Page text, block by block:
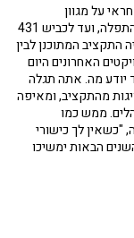
על מגוון
הפרויקטים בתחום התשתית במדינה החל ממתקני ההתפלה, ועד לכביש 431
מה היה התקציב המתוכנן לבין
האחרונים היום
יודע מה. אתה תגלה
מהתקציב, ומאיפה
ממש כמו
"כשאין לך כישורי
הבאות ימשיכו